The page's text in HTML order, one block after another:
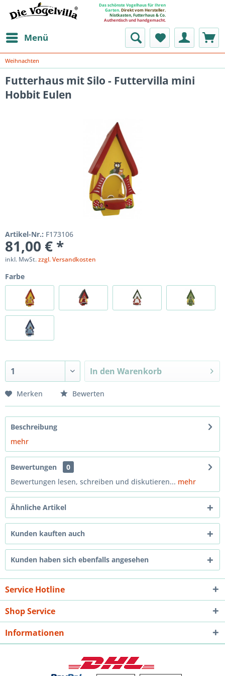
Das schönste Vogelhaus für Ihren
Garten. Direkt vom Hersteller.
Nistkasten, Futterhaus & Co.
Authentisch und handgemacht.
Menü
Weihnachten
Futterhaus mit Silo - Futtervilla mini
Hobbit Eulen
Artikel-Nr.: F173106
81,00 € *
inkl. MwSt.zzgl. Versandkosten
Farbe
In den Warenkorb
Merken Bewerten
Beschreibung
mehr
Bewertungen
0
Bewertungen lesen, schreiben und diskutieren... mehr
Ähnliche Artikel
Kunden kauften auch
Kunden haben sich ebenfalls angesehen
Service Hotline
Shop Service
Informationen